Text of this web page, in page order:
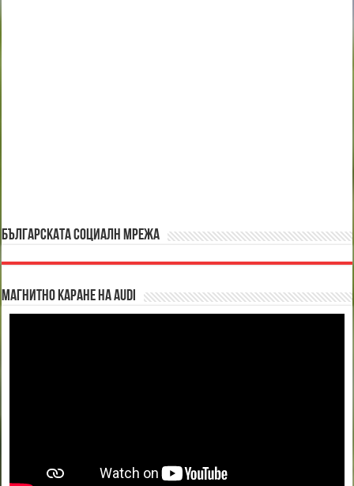
БЪЛГАРСКАТА СОЦИАЛН МРЕЖА
Магнитно каране на Audi